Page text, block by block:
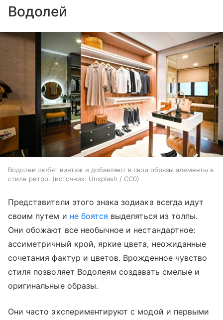
Водолей
Водолеи любят винтаж и добавляют в свои образы элементы в
стиле ретро.
источник: Unsplash / CC0
Представители этого знака зодиака всегда идут
своим путем и не боятся выделяться из толпы.
Они обожают все необычное и нестандартное:
ассиметричный крой, яркие цвета, неожиданные
сочетания фактур и цветов. Врожденное чувство
стиля позволяет Водолеям создавать смелые и
оригинальные образы.
Они часто экспериментируют с модой и первыми